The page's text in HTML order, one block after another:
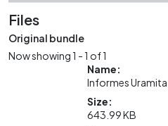
Files
Original bundle
Now showing1 - 1 of 1
Name:
Informes
Size:
643.99 KB